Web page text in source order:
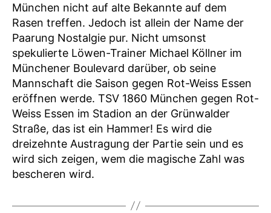
München nicht auf alte Bekannte auf dem
Rasen treffen. Jedoch ist allein der Name der
Paarung Nostalgie pur. Nicht umsonst
spekulierte Löwen-Trainer Michael Köllner im
Münchener Boulevard darüber, ob seine
Mannschaft die Saison gegen Rot-Weiss Essen
eröffnen werde. TSV 1860 München gegen Rot-
Weiss Essen im Stadion an der Grünwalder
Straße, das ist ein Hammer! Es wird die
dreizehnte Austragung der Partie sein und es
wird sich zeigen, wem die magische Zahl was
bescheren wird.